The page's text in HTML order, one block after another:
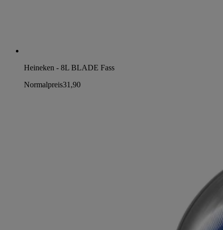
Heineken - 8L BLADE Fass
Normalpreis31,90